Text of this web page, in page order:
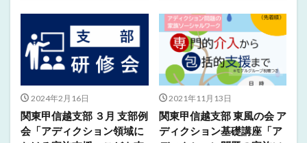
2024年2月16日
関東甲信越支部 ３月 支部例
会「アディクション領域に
2021年11月13日
関東甲信越支部 東風の会 ア
ディクション基礎講座「ア